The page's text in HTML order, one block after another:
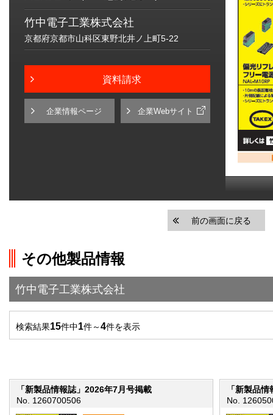
竹中電子工業株式会社
京都府京都市山科区東野北井ノ上町5-22
資料請求
企業情報ページ 企業Webサイト
前の画面に戻る
その他製品情報
竹中電子工業株式会社
検索結果15件中1件～4件を表示
「新製品情報誌」2026年7月号掲載
No. 1260700506
「新製品
No.